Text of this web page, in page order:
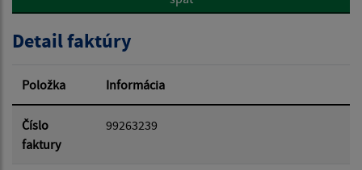
Hľadať v:
Dátum od:
Detail faktúry
Položka Informácia
Číslo
faktury
99263239